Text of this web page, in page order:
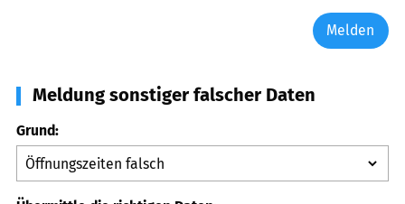
Melden
Meldung sonstiger falscher Daten
Grund: